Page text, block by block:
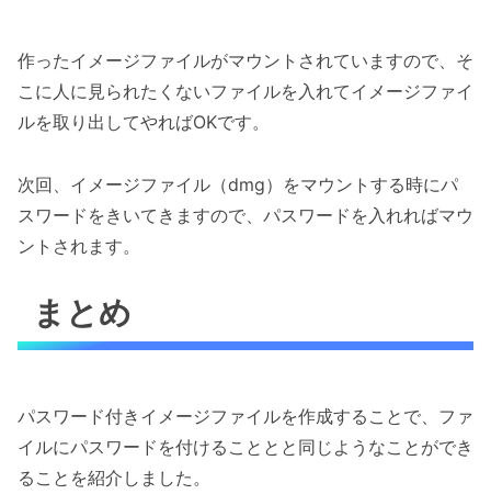
作ったイメージファイルがマウントされていますので、そ
こに人に見られたくないファイルを入れてイメージファイ
ルを取り出してやればOKです。
次回、イメージファイル（dmg）をマウントする時にパ
スワードをきいてきますので、パスワードを入れればマウ
ントされます。
まとめ
パスワード付きイメージファイルを作成することで、ファ
イルにパスワードを付けることとと同じようなことができ
ることを紹介しました。